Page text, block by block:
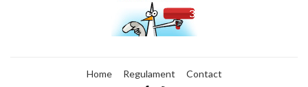
Home Regulament Contact